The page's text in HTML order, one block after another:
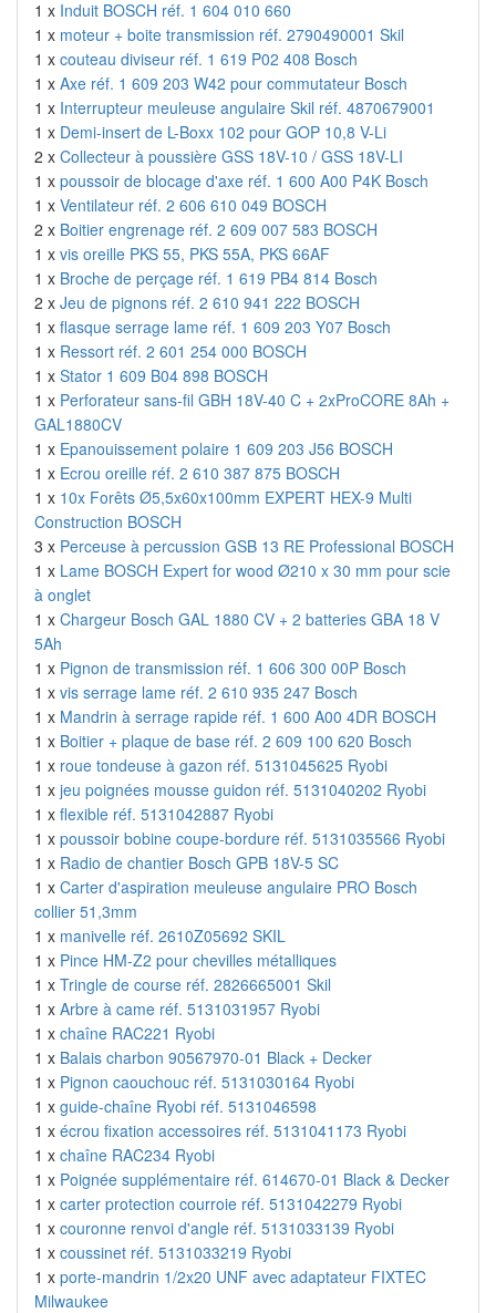
1 x Induit BOSCH réf. 1 604 010 660
1 x moteur + boite transmission réf. 2790490001 Skil
1 x couteau diviseur réf. 1 619 P02 408 Bosch
1 x Axe réf. 1 609 203 W42 pour commutateur Bosch
1 x Interrupteur meuleuse angulaire Skil réf. 4870679001
1 x Demi-insert de L-Boxx 102 pour GOP 10,8 V-Li
2 x Collecteur à poussière GSS 18V-10 / GSS 18V-LI
1 x poussoir de blocage d'axe réf. 1 600 A00 P4K Bosch
1 x Ventilateur réf. 2 606 610 049 BOSCH
2 x Boitier engrenage réf. 2 609 007 583 BOSCH
1 x vis oreille PKS 55, PKS 55A, PKS 66AF
1 x Broche de perçage réf. 1 619 PB4 814 Bosch
2 x Jeu de pignons réf. 2 610 941 222 BOSCH
1 x flasque serrage lame réf. 1 609 203 Y07 Bosch
1 x Ressort réf. 2 601 254 000 BOSCH
1 x Stator 1 609 B04 898 BOSCH
1 x Perforateur sans-fil GBH 18V-40 C + 2xProCORE 8Ah +
GAL1880CV
1 x Epanouissement polaire 1 609 203 J56 BOSCH
1 x Ecrou oreille réf. 2 610 387 875 BOSCH
1 x 10x Forêts Ø5,5x60x100mm EXPERT HEX-9 Multi
Construction BOSCH
3 x Perceuse à percussion GSB 13 RE Professional BOSCH
1 x Lame BOSCH Expert for wood Ø210 x 30 mm pour scie
à onglet
1 x Chargeur Bosch GAL 1880 CV + 2 batteries GBA 18 V
5Ah
1 x Pignon de transmission réf. 1 606 300 00P Bosch
1 x vis serrage lame réf. 2 610 935 247 Bosch
1 x Mandrin à serrage rapide réf. 1 600 A00 4DR BOSCH
1 x Boitier + plaque de base réf. 2 609 100 620 Bosch
1 x roue tondeuse à gazon réf. 5131045625 Ryobi
1 x jeu poignées mousse guidon réf. 5131040202 Ryobi
1 x flexible réf. 5131042887 Ryobi
1 x poussoir bobine coupe-bordure réf. 5131035566 Ryobi
1 x Radio de chantier Bosch GPB 18V-5 SC
1 x Carter d'aspiration meuleuse angulaire PRO Bosch
collier 51,3mm
1 x manivelle réf. 2610Z05692 SKIL
1 x Pince HM-Z2 pour chevilles métalliques
1 x Tringle de course réf. 2826665001 Skil
1 x Arbre à came réf. 5131031957 Ryobi
1 x chaîne RAC221 Ryobi
1 x Balais charbon 90567970-01 Black + Decker
1 x Pignon caouchouc réf. 5131030164 Ryobi
1 x guide-chaîne Ryobi réf. 5131046598
1 x écrou fixation accessoires réf. 5131041173 Ryobi
1 x chaîne RAC234 Ryobi
1 x Poignée supplémentaire réf. 614670-01 Black & Decker
1 x carter protection courroie réf. 5131042279 Ryobi
1 x couronne renvoi d'angle réf. 5131033139 Ryobi
1 x coussinet réf. 5131033219 Ryobi
1 x porte-mandrin 1/2x20 UNF avec adaptateur FIXTEC
Milwaukee